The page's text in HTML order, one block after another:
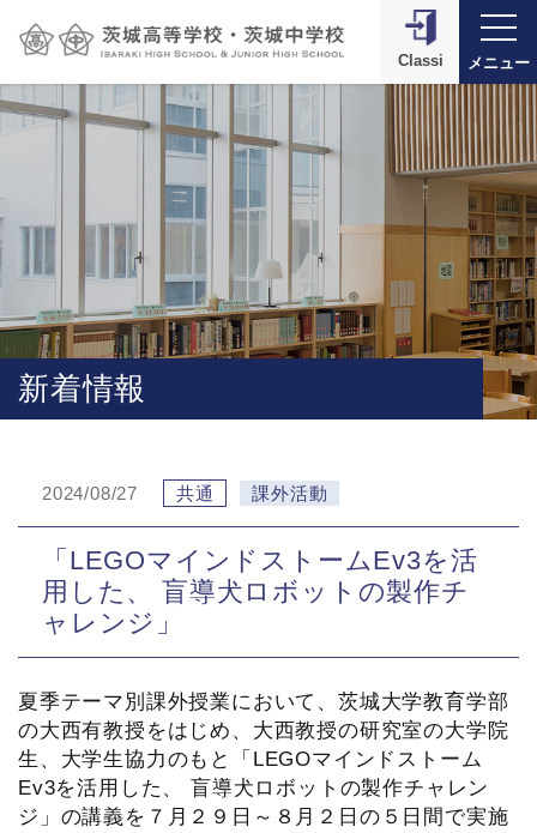
Classi メニュー
新着情報
2024/08/27 共通 課外活動
「LEGOマインドストームEv3を活
用した、 盲導犬ロボットの製作チ
ャレンジ」
夏季テーマ別課外授業において、茨城大学教育学部
の大西有教授をはじめ、大西教授の研究室の大学院
生、大学生協力のもと「LEGOマインドストーム
Ev3を活用した、 盲導犬ロボットの製作チャレン
ジ」の講義を７月２９日～８月２日の５日間で実施